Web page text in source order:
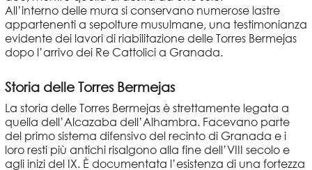
All’interno delle mura si conservano numerose lastre
appartenenti a sepolture musulmane, una testimonianza
evidente dei lavori di riabilitazione delle Torres Bermejas
dopo l’arrivo dei Re Cattolici a Granada.
Storia delle Torres Bermejas
La storia delle Torres Bermejas è strettamente legata a
quella dell’Alcazaba dell’Alhambra. Facevano parte
del primo sistema difensivo del recinto di Granada e i
loro resti più antichi risalgono alla fine dell’VIII secolo e
agli inizi del IX. È documentata l’esistenza di una fortezza